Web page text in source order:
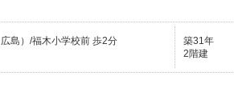
島）/福木小学校前 歩2分
築31年
2階建